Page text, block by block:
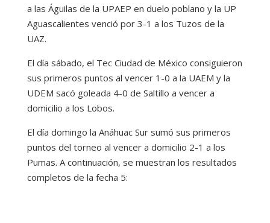
a las Águilas de la UPAEP en duelo poblano y la UP
Aguascalientes venció por 3-1 a los Tuzos de la
UAZ.
El día sábado, el Tec Ciudad de México consiguieron
sus primeros puntos al vencer 1-0 a la UAEM y la
UDEM sacó goleada 4-0 de Saltillo a vencer a
domicilio a los Lobos.
El día domingo la Anáhuac Sur sumó sus primeros
puntos del torneo al vencer a domicilio 2-1 a los
Pumas. A continuación, se muestran los resultados
completos de la fecha 5: